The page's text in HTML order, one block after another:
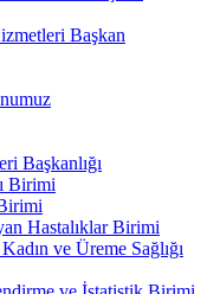
Başkan
Başkanlığı
Birimi
Hastalıklar Birimi
ve Üreme Sağlığı